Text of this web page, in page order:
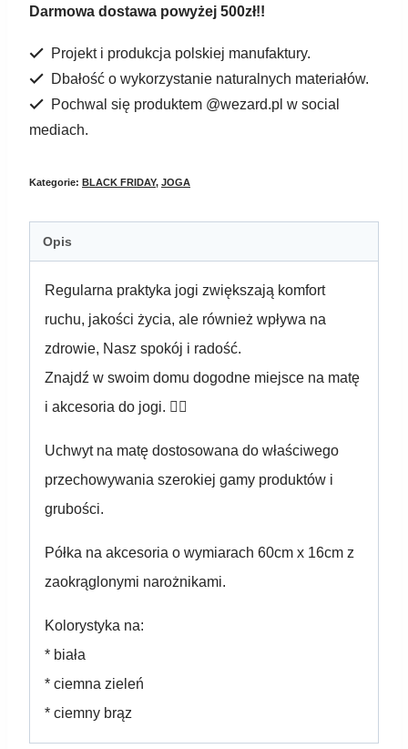
na
do
Darmowa dostawa powyżej 500zł!!
Projekt i produkcja polskiej manufaktury.
Dbałość o wykorzystanie naturalnych materiałów.
Pochwal się produktem @wezard.pl w social
mediach.
Kategorie: BLACK FRIDAY, JOGA
Opis
Regularna praktyka jogi zwiększają komfort
ruchu, jakości życia, ale również wpływa na
zdrowie, Nasz spokój i radość.
Znajdź w swoim domu dogodne miejsce na matę
i akcesoria do jogi. 🧘‍♂️
Uchwyt na matę dostosowana do właściwego
przechowywania szerokiej gamy produktów i
grubości.
Półka na akcesoria o wymiarach 60cm x 16cm z
zaokrąglonymi narożnikami.
Kolorystyka na:
* biała
* ciemna zieleń
* ciemny brąz